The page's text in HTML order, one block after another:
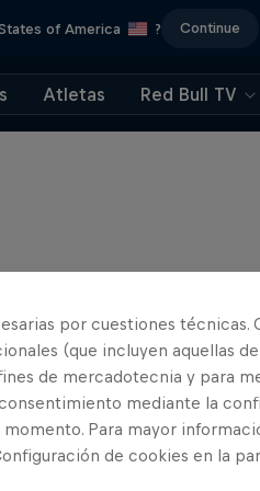
of America ? Continue
Atletas Red Bull TV
por cuestiones técnicas.
(que incluyen aquellas de
de mercadotecnia y para
mediante la
Para mayor
de cookies en la